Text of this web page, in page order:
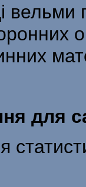
вельми
для